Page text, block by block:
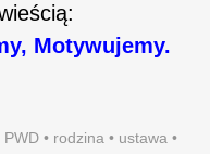
Motywujemy.
PWD • rodzina • ustawa •